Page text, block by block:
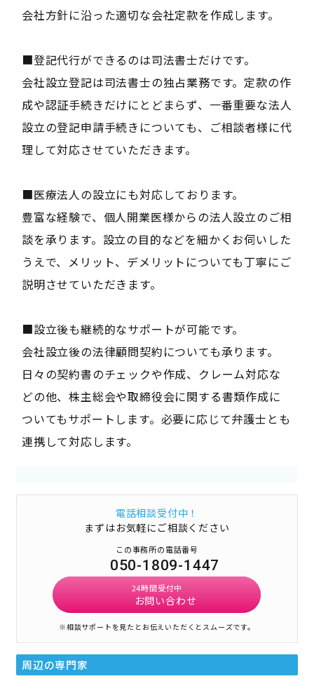
会社方針に沿った適切な会社定款を作成します。
■登記代行ができるのは司法書士だけです。
会社設立登記は司法書士の独占業務です。定款の作
成や認証手続きだけにとどまらず、一番重要な法人
設立の登記申請手続きについても、ご相談者様に代
理して対応させていただきます。
■医療法人の設立にも対応しております。
豊富な経験で、個人開業医様からの法人設立のご相
談を承ります。設立の目的などを細かくお伺いした
うえで、メリット、デメリットについても丁寧にご
説明させていただきます。
■設立後も継続的なサポートが可能です。
会社設立後の法律顧問契約についても承ります。
日々の契約書のチェックや作成、クレーム対応な
どの他、株主総会や取締役会に関する書類作成に
ついてもサポートします。必要に応じて弁護士とも
連携して対応します。
電話相談受付中！
まずはお気軽にご相談ください
この事務所の電話番号
050-1809-1447
24時間受付中
お問い合わせ
※相談サポートを見たとお伝えいただくとスムーズです。
周辺の専門家